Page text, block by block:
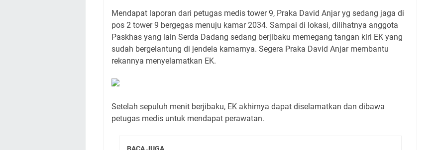
Mendapat laporan dari petugas medis tower 9, Praka David Anjar yg sedang jaga di
pos 2 tower 9 bergegas menuju kamar 2034. Sampai di lokasi, dilihatnya anggota
Paskhas yang lain Serda Dadang sedang berjibaku memegang tangan kiri EK yang
sudah bergelantung di jendela kamarnya. Segera Praka David Anjar membantu
rekannya menyelamatkan EK.
Setelah sepuluh menit berjibaku, EK akhirnya dapat diselamatkan dan dibawa
petugas medis untuk mendapat perawatan.